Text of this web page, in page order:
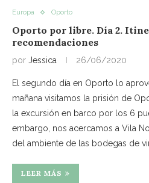
Europa Oporto
Oporto por libre. Día 2.
recomendaciones
por Jessica 26/06/2020
El segundo día en Oporto lo
mañana visitamos la prisión de
la excursión en barco por los 6
embargo, nos acercamos a Vila
del ambiente de las bodegas de
LEER MÁS